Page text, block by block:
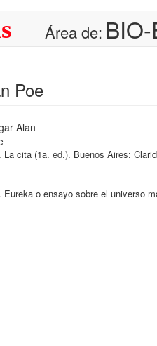
Área de:
Poe
Alan
La cita(1a. ed.). Buenos Aires:
Eureka o ensayo sobre el universo